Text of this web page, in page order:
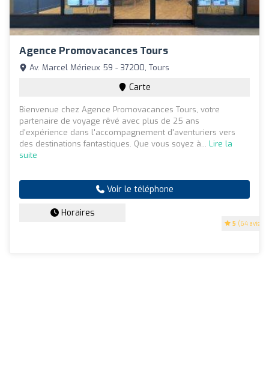
Agence Promovacances Tours
5 (64 avis)
Av. Marcel Mérieux 59 - 37200, Tours
Carte
Bienvenue chez Agence Promovacances Tours, votre
partenaire de voyage rêvé avec plus de 25 ans
d'expérience dans l'accompagnement d'aventuriers vers
des destinations fantastiques. Que vous soyez à... Lire la
suite
Voir le téléphone
Horaires